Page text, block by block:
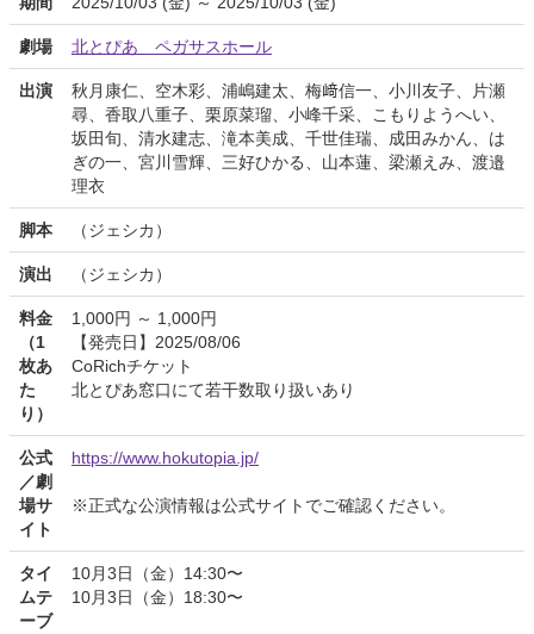
劇場 北とぴあ ペガサスホール
出演
秋月康仁、空木彩、浦嶋建太、梅﨑信一、小川友子、片瀬
尋、香取八重子、栗原菜瑠、小峰千采、こもりようへい、
坂田旬、清水建志、滝本美成、千世佳瑞、成田みかん、は
ぎの一、宮川雪輝、三好ひかる、山本蓮、梁瀬えみ、渡邉
理衣
脚本 （ジェシカ）
演出 （ジェシカ）
料金
（1
枚あ
た
り）
1,000円 ～ 1,000円
【発売日】2025/08/06
CoRichチケット
北とぴあ窓口にて若干数取り扱いあり
公式
／劇
場サ
イト
https://www.hokutopia.jp/
※正式な公演情報は公式サイトでご確認ください。
タイ
ムテ
ーブ
10月3日（金）14:30〜
10月3日（金）18:30〜